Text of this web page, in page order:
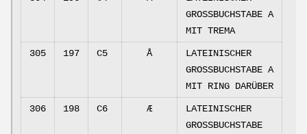
GROSSBUCHSTABE A
MIT TREMA
305 197 C5 Å
LATEINISCHER
GROSSBUCHSTABE A
MIT RING DARÜBER
306 198 C6 Æ
LATEINISCHER
GROSSBUCHSTABE